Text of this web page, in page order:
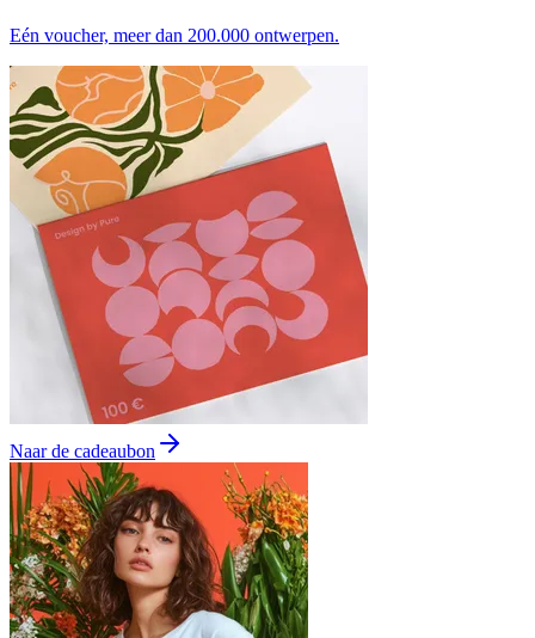
Eén voucher, meer dan 200.000 ontwerpen.
Naar de cadeaubon